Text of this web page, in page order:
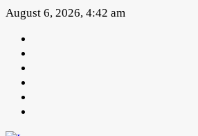
August 6, 2026, 4:42 am